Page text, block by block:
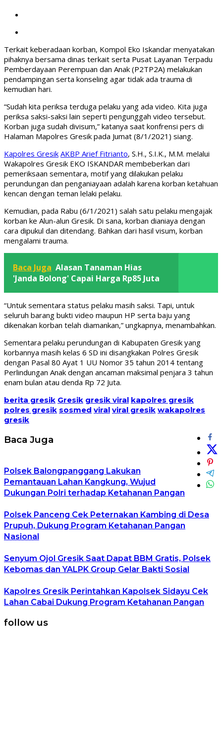
Terkait keberadaan korban, Kompol Eko Iskandar menyatakan
pihaknya bersama dinas terkait serta Pusat Layanan Terpadu
Pemberdayaan Perempuan dan Anak (P2TP2A) melakukan
pendampingan serta konseling agar tidak ada trauma di
kemudian hari.
“Sudah kita periksa terduga pelaku yang ada video. Kita juga
periksa saksi-saksi lain seperti pengunggah video tersebut.
Korban juga sudah divisum,” katanya saat konfrensi pers di
Halaman Mapolres Gresik pada Jumat (8/1/2021) siang.
Kapolres Gresik AKBP Arief Fitrianto, S.H., S.I.K., M.M. melalui
Wakapolres Gresik EKO ISKANDAR membeberkan dari
pemeriksaan sementara, motif yang dilakukan pelaku
perundungan dan penganiayaan adalah karena korban ketahuan
kencan dengan teman lelaki pelaku.
Kemudian, pada Rabu (6/1/2021) salah satu pelaku mengajak
korban ke Alun-alun Gresik. Di sana, korban dianiaya dengan
cara dipukul dan ditendang. Bahkan dari hasil visum, korban
mengalami trauma.
Baca Juga Alasan Tanaman Hias
'Janda Bolong' Capai Harga Rp85 Juta
“Untuk sementara status pelaku masih saksi. Tapi, untuk
seluruh barang bukti video maupun HP serta baju yang
dikenakan korban telah diamankan,” ungkapnya, menambahkan.
Sementara pelaku perundungan di Kabupaten Gresik yang
korbannya masih kelas 6 SD ini disangkakan Polres Gresik
dengan Pasal 80 Ayat 1 UU Nomor 35 tahun 2014 tentang
Perlindungan Anak dengan ancaman maksimal penjara 3 tahun
enam bulan atau denda Rp 72 Juta.
berita gresik Gresik gresik viral kapolres gresik
polres gresik sosmed viral viral gresik wakapolres
gresik
Baca Juga
Polsek Balongpanggang Lakukan
Pemantauan Lahan Kangkung, Wujud
Dukungan Polri terhadap Ketahanan Pangan
Polsek Panceng Cek Peternakan Kambing di Desa
Prupuh, Dukung Program Ketahanan Pangan
Nasional
Senyum Ojol Gresik Saat Dapat BBM Gratis, Polsek
Kebomas dan YALPK Group Gelar Bakti Sosial
Kapolres Gresik Perintahkan Kapolsek Sidayu Cek
Lahan Cabai Dukung Program Ketahanan Pangan
follow us